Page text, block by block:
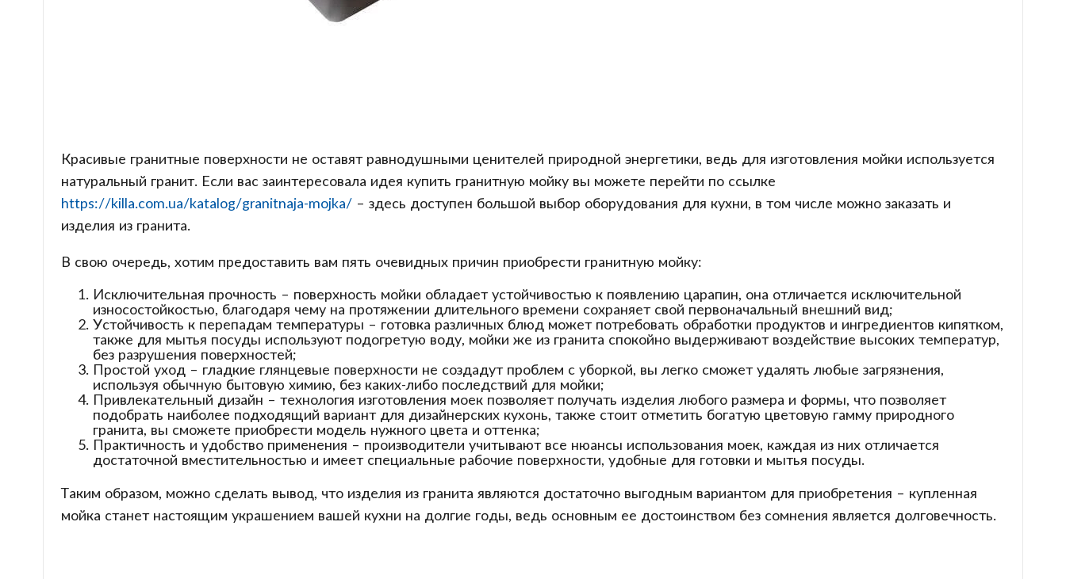
Красивые гранитные поверхности не оставят равнодушными ценителей природной энергетики, ведь для изготовления мойки используется
натуральный гранит. Если вас заинтересовала идея купить гранитную мойку вы можете перейти по ссылке
https://killa.com.ua/katalog/granitnaja-mojka/– здесь доступен большой выбор оборудования для кухни, в том числе можно заказать и
изделия из гранита.
В свою очередь, хотим предоставить вам пять очевидных причин приобрести гранитную мойку:
Исключительная прочность – поверхность мойки обладает устойчивостью к появлению царапин, она отличается исключительной
износостойкостью, благодаря чему на протяжении длительного времени сохраняет свой первоначальный внешний вид;
Устойчивость к перепадам температуры – готовка различных блюд может потребовать обработки продуктов и ингредиентов кипятком,
также для мытья посуды используют подогретую воду, мойки же из гранита спокойно выдерживают воздействие высоких температур,
без разрушения поверхностей;
Простой уход – гладкие глянцевые поверхности не создадут проблем с уборкой, вы легко сможет удалять любые загрязнения,
используя обычную бытовую химию, без каких-либо последствий для мойки;
Привлекательный дизайн – технология изготовления моек позволяет получать изделия любого размера и формы, что позволяет
подобрать наиболее подходящий вариант для дизайнерских кухонь, также стоит отметить богатую цветовую гамму природного
гранита, вы сможете приобрести модель нужного цвета и оттенка;
Практичность и удобство применения – производители учитывают все нюансы использования моек, каждая из них отличается
достаточной вместительностью и имеет специальные рабочие поверхности, удобные для готовки и мытья посуды.
Таким образом, можно сделать вывод, что изделия из гранита являются достаточно выгодным вариантом для приобретения – купленная
мойка станет настоящим украшением вашей кухни на долгие годы, ведь основным ее достоинством без сомнения является долговечность.